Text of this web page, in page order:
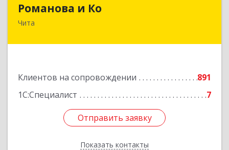
Романова и Ко
Чита
Клиентов на сопровождении
891
1С:Специалист
7
Отправить заявку
Показать контакты
672000, Забайкальский край, Чита г, Анохина
Отправить заявку
Назад